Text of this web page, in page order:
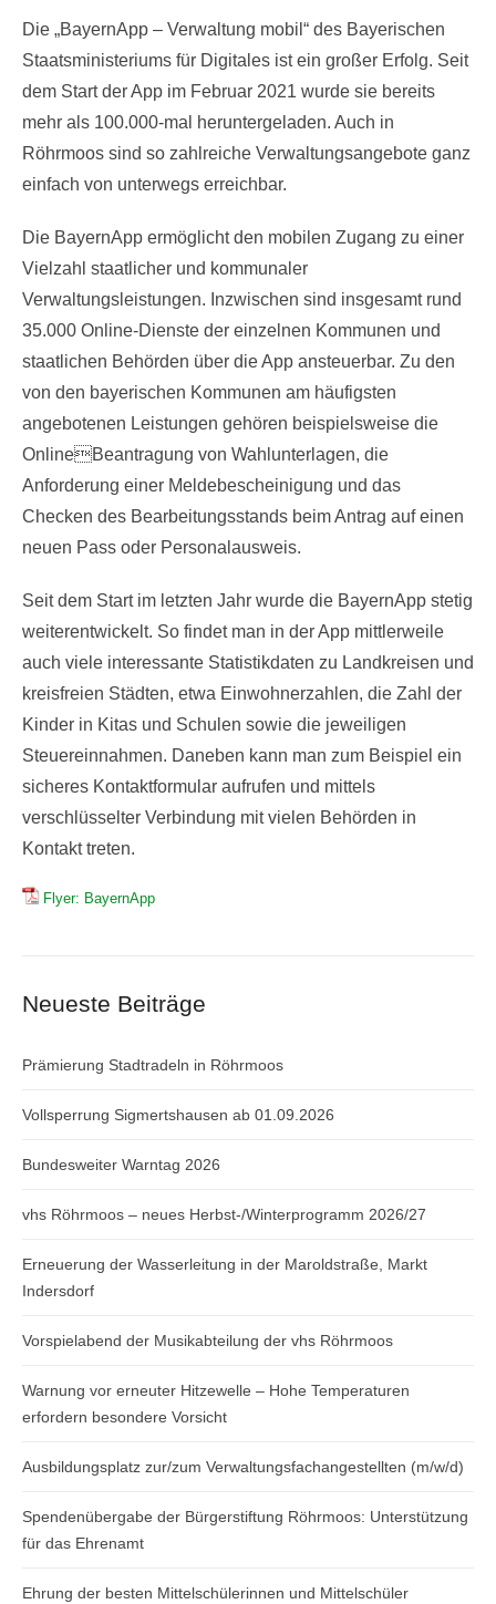
Die „BayernApp – Verwaltung mobil“ des Bayerischen
Staatsministeriums für Digitales ist ein großer Erfolg. Seit
dem Start der App im Februar 2021 wurde sie bereits
mehr als 100.000-mal heruntergeladen. Auch in
Röhrmoos sind so zahlreiche Verwaltungsangebote ganz
einfach von unterwegs erreichbar.
Die BayernApp ermöglicht den mobilen Zugang zu einer
Vielzahl staatlicher und kommunaler
Verwaltungsleistungen. Inzwischen sind insgesamt rund
35.000 Online-Dienste der einzelnen Kommunen und
staatlichen Behörden über die App ansteuerbar. Zu den
von den bayerischen Kommunen am häufigsten
angebotenen Leistungen gehören beispielsweise die
OnlineBeantragung von Wahlunterlagen, die
Anforderung einer Meldebescheinigung und das
Checken des Bearbeitungsstands beim Antrag auf einen
neuen Pass oder Personalausweis.
Seit dem Start im letzten Jahr wurde die BayernApp stetig
weiterentwickelt. So findet man in der App mittlerweile
auch viele interessante Statistikdaten zu Landkreisen und
kreisfreien Städten, etwa Einwohnerzahlen, die Zahl der
Kinder in Kitas und Schulen sowie die jeweiligen
Steuereinnahmen. Daneben kann man zum Beispiel ein
sicheres Kontaktformular aufrufen und mittels
verschlüsselter Verbindung mit vielen Behörden in
Kontakt treten.
Flyer: BayernApp
Neueste Beiträge
Prämierung Stadtradeln in Röhrmoos
Vollsperrung Sigmertshausen ab 01.09.2026
Bundesweiter Warntag 2026
vhs Röhrmoos – neues Herbst-/Winterprogramm 2026/27
Erneuerung der Wasserleitung in der Maroldstraße, Markt
Indersdorf
Vorspielabend der Musikabteilung der vhs Röhrmoos
Warnung vor erneuter Hitzewelle – Hohe Temperaturen
erfordern besondere Vorsicht
Ausbildungsplatz zur/zum Verwaltungsfachangestellten (m/w/d)
Spendenübergabe der Bürgerstiftung Röhrmoos: Unterstützung
für das Ehrenamt
Ehrung der besten Mittelschülerinnen und Mittelschüler